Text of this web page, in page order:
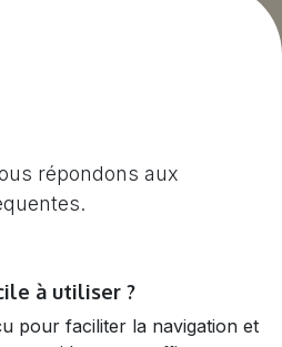
répondons aux
à utiliser ?
pour faciliter la navigation et